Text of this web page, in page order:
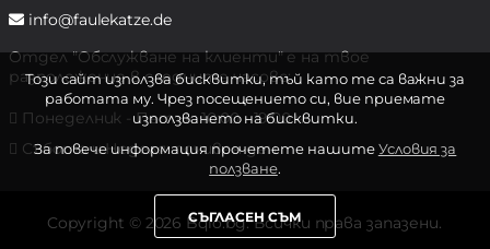
info@faulekatze.de
Отдел "Обслужване на клиенти" е на твое
разположение в следните часове:
Понеделник - Петък: 10:00 - 19:00 ч.
Събота и Неделя: почивен ден
Copyright © 2026 Bqlo.bg. Всички права запазени.
Този сайт използва бисквитки, тъй като те са важни за
работата му. Чрез посещението си, вие приемате
използването на бисквитки.
За повече информация прочетете нашитеУсловия за
ползване.
СЪГЛАСЕН СЪМ